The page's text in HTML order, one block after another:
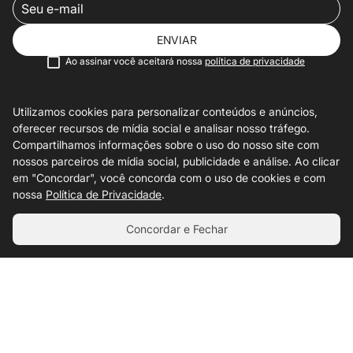
Utilizamos cookies para personalizar conteúdos e anúncios,
oferecer recursos de mídia social e analisar nosso tráfego.
Compartilhamos informações sobre o uso do nosso site com
nossos parceiros de mídia social, publicidade e análise. Ao clicar
em "Concordar", você concorda com o uso de cookies e com
nossa Política de Privacidade.
Concordar e Fechar
ENVIAR
Ao assinar você aceitará nossa política de privacidade
INSTITUCIONAL
AJUDA
PRODUTOS